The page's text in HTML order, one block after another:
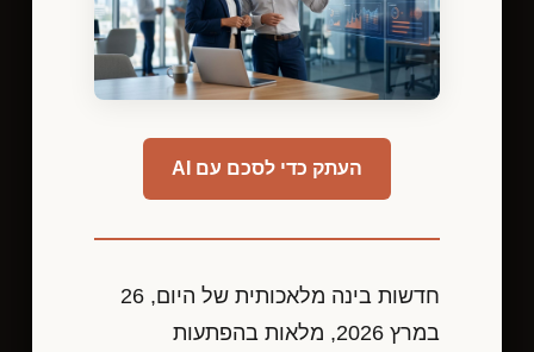
העתק כדי לסכם עם AI
חדשות בינה מלאכותית של היום, 26
במרץ 2026, מלאות בהפתעות